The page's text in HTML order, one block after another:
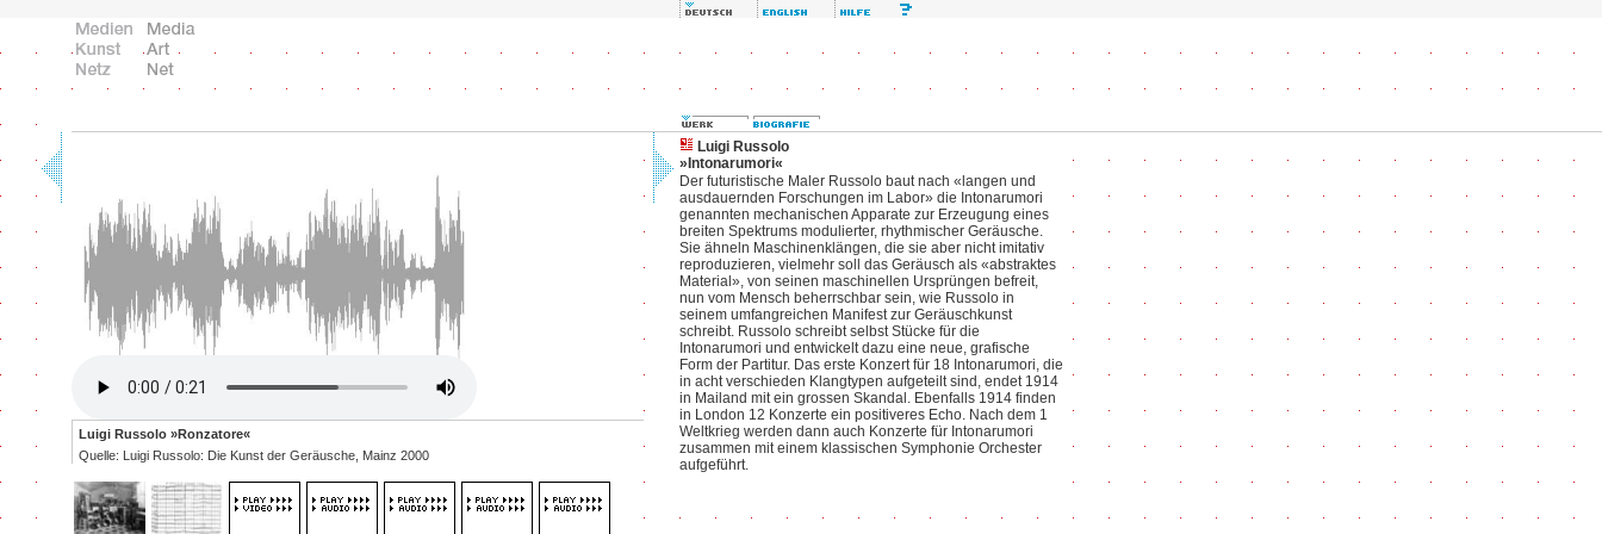
Luigi Russolo »Ronzatore«
Quelle: Luigi Russolo: Die Kunst der Geräusche, Mainz 2000
Luigi Russolo
»Intonarumori«
Der futuristische Maler Russolo baut nach «langen und
ausdauernden Forschungen im Labor» die Intonarumori
genannten mechanischen Apparate zur Erzeugung eines
breiten Spektrums modulierter, rhythmischer Geräusche.
Sie ähneln Maschinenklängen, die sie aber nicht imitativ
reproduzieren, vielmehr soll das Geräusch als «abstraktes
Material», von seinen maschinellen Ursprüngen befreit,
nun vom Mensch beherrschbar sein, wie Russolo in
seinem umfangreichen Manifest zur Geräuschkunst
schreibt. Russolo schreibt selbst Stücke für die
Intonarumori und entwickelt dazu eine neue, grafische
Form der Partitur. Das erste Konzert für 18 Intonarumori, die
in acht verschieden Klangtypen aufgeteilt sind, endet 1914
in Mailand mit ein grossen Skandal. Ebenfalls 1914 finden
in London 12 Konzerte ein positiveres Echo. Nach dem 1
Weltkrieg werden dann auch Konzerte für Intonarumori
zusammen mit einem klassischen Symphonie Orchester
aufgeführt.